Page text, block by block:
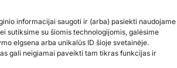
informacijai saugoti ir (arba) pasiekti naudojame
sutiksime su šiomis technologijomis, galėsime
elgsena arba unikalūs ID šioje svetainėje.
gali neigiamai paveikti tam tikras funkcijas ir